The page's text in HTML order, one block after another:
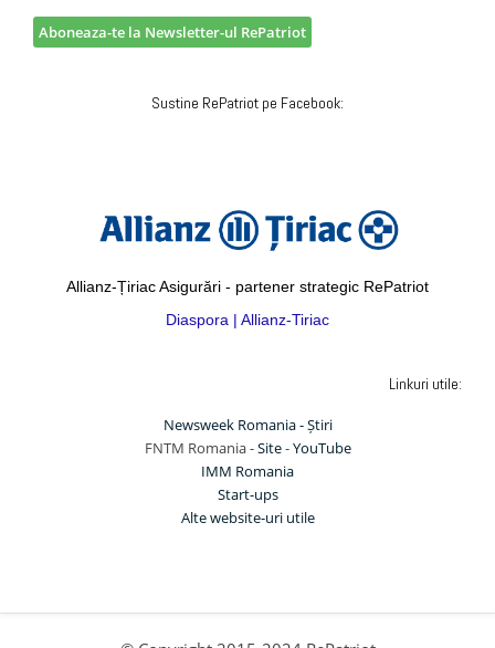
Aboneaza-te la Newsletter-ul RePatriot
Sustine RePatriot pe Facebook:
Allianz-Țiriac Asigurări - partener strategic RePatriot
Diaspora | Allianz-Tiriac
Linkuri utile:
Newsweek Romania - Știri
FNTM Romania -Site-YouTube
IMM Romania
Start-ups
Alte website-uri utile